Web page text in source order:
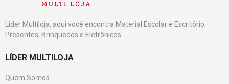
Lider Multiloja, aqui você encontra Material Escolar e Escritório,
Presentes, Brinquedos e Eletrônicos.
LÍDER MULTILOJA
Quem Somos